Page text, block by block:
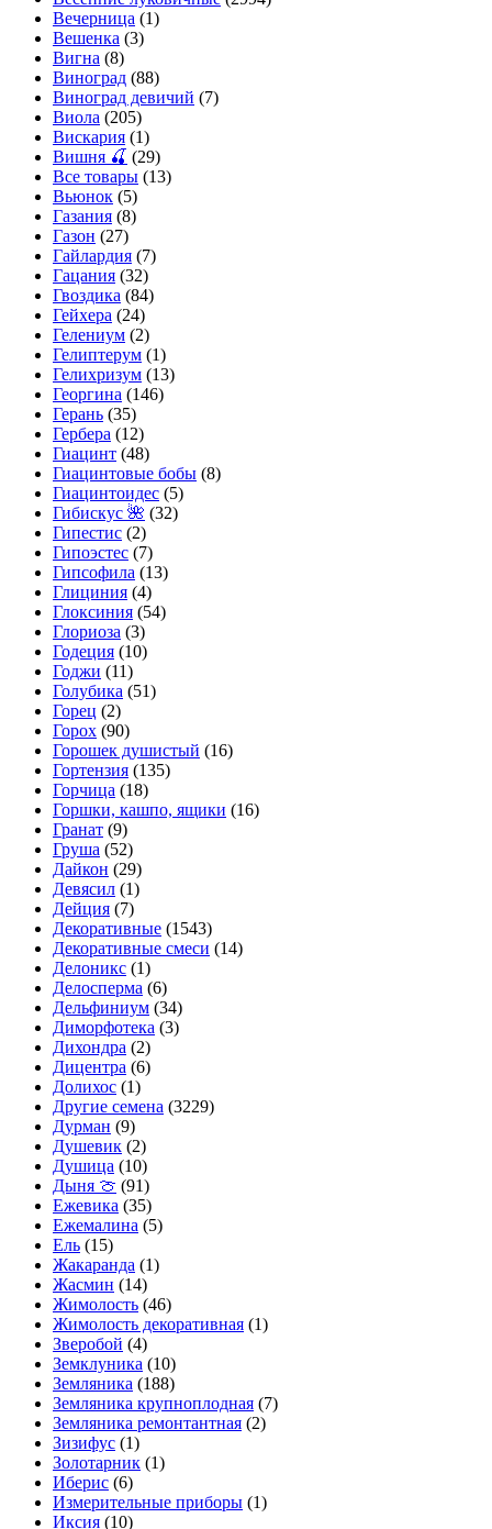
Вечерница (1)
Вешенка (3)
Вигна (8)
Виноград (88)
Виноград девичий (7)
Виола (205)
Вискария (1)
Вишня 🍒 (29)
Все товары (13)
Вьюнок (5)
Газания (8)
Газон (27)
Гайлардия (7)
Гацания (32)
Гвоздика (84)
Гейхера (24)
Гелениум (2)
Гелиптерум (1)
Гелихризум (13)
Георгина (146)
Герань (35)
Гербера (12)
Гиацинт (48)
Гиацинтовые бобы (8)
Гиацинтоидес (5)
Гибискус 🌺 (32)
Гипестис (2)
Гипоэстес (7)
Гипсофила (13)
Глициния (4)
Глоксиния (54)
Глориоза (3)
Годеция (10)
Годжи (11)
Голубика (51)
Горец (2)
Горох (90)
Горошек душистый (16)
Гортензия (135)
Горчица (18)
Горшки, кашпо, ящики (16)
Гранат (9)
Груша (52)
Дайкон (29)
Девясил (1)
Дейция (7)
Декоративные (1543)
Декоративные смеси (14)
Делоникс (1)
Делосперма (6)
Дельфиниум (34)
Диморфотека (3)
Дихондра (2)
Дицентра (6)
Долихос (1)
Другие семена (3229)
Дурман (9)
Душевик (2)
Душица (10)
Дыня 🍈 (91)
Ежевика (35)
Ежемалина (5)
Ель (15)
Жакаранда (1)
Жасмин (14)
Жимолость (46)
Жимолость декоративная (1)
Зверобой (4)
Земклуника (10)
Земляника (188)
Земляника крупноплодная (7)
Земляника ремонтантная (2)
Зизифус (1)
Золотарник (1)
Иберис (6)
Измерительные приборы (1)
Иксия (10)